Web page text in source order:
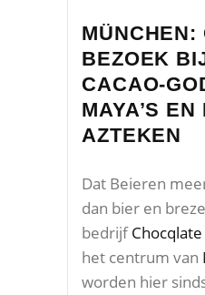
MÜNCHEN:
BEZOEK
CACAO-
MAYA’S EN
AZTEKEN
Dat Beieren
dan bier en
bedrijfChocqlate
het centrum van
worden hier